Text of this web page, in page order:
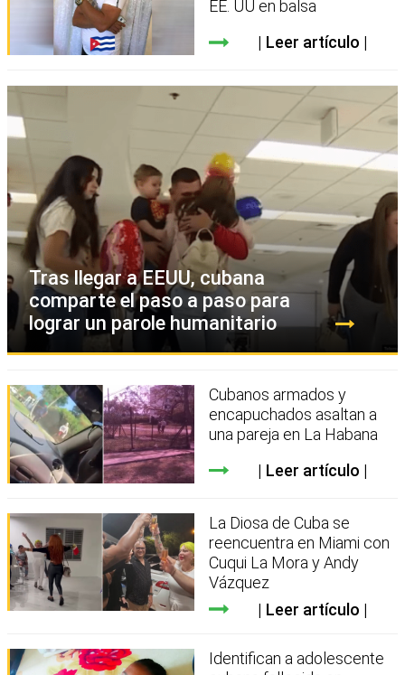
EE. UU en balsa
Leer artículo
Tras llegar a EEUU, cubana
comparte el paso a paso para
lograr un parole humanitario
Cubanos armados y
encapuchados asaltan a
una pareja en La Habana
Leer artículo
La Diosa de Cuba se
reencuentra en Miami con
Cuqui La Mora y Andy
Vázquez
Leer artículo
Identifican a adolescente